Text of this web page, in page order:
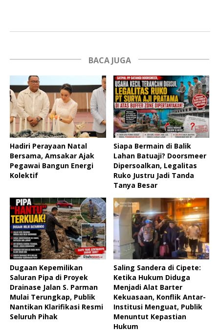
BACA JUGA
Hadiri Perayaan Natal
Bersama, Amsakar Ajak
Pegawai Bangun Energi
Kolektif
Siapa Bermain di Balik
Lahan Batuaji? Doorsmeer
Dipersoalkan, Legalitas
Ruko Justru Jadi Tanda
Tanya Besar ‎
Dugaan Kepemilikan
Saluran Pipa di Proyek
Drainase Jalan S. Parman
Mulai Terungkap, Publik
Nantikan Klarifikasi Resmi
Seluruh Pihak ‎
Saling Sandera di Cipete:
Ketika Hukum Diduga
Menjadi Alat Barter
Kekuasaan, Konflik Antar-
Institusi Menguat, Publik
Menuntut Kepastian
Hukum